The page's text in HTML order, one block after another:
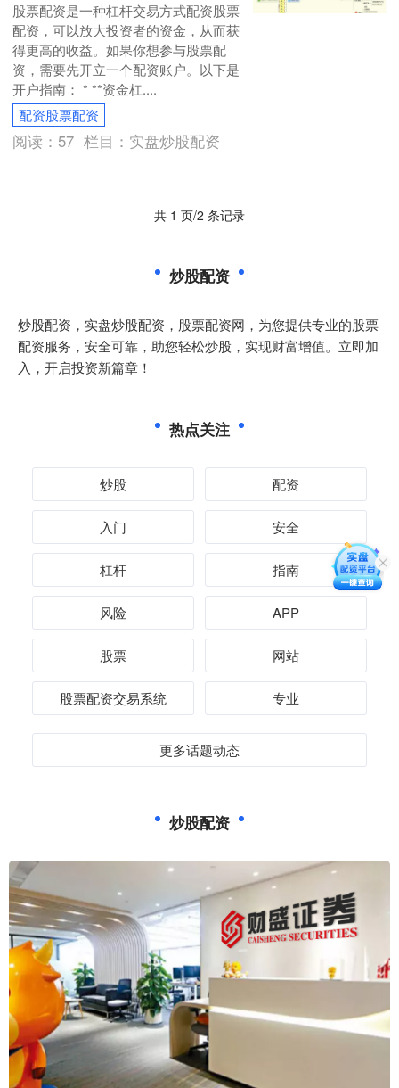
股票配资是一种杠杆交易方式配资股票
配资，可以放大投资者的资金，从而获
得更高的收益。如果你想参与股票配
资，需要先开立一个配资账户。以下是
开户指南： * **资金杠....
配资股票配资
阅读： 57 栏目： 实盘炒股配资
共 1 页/2 条记录
炒股配资
炒股配资，实盘炒股配资，股票配资网，为您提供专业的股票
配资服务，安全可靠，助您轻松炒股，实现财富增值。立即加
入，开启投资新篇章！
热点关注
炒股 配资
入门 安全
杠杆 指南
风险 APP
股票 网站
股票配资交易系统 专业
更多话题动态
炒股配资